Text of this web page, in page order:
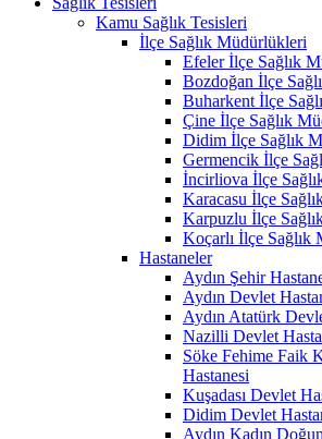
Kamu Sağlık Tesisleri
İlçe Sağlık Müdürlükleri
Efeler İlçe Sağlık
Bozdoğan İlçe
Buharkent İlçe
Çine İlçe Sağlık
Didim İlçe Sağlık
Germencik İlçe
İncirliova İlçe
Karacasu İlçe
Karpuzlu İlçe
Koçarlı İlçe Sağlık
Hastaneler
Aydın Şehir
Aydın Devlet
Aydın Atatürk
Nazilli Devlet
Söke Fehime Faik
Hastanesi
Kuşadası Devlet
Didim Devlet
Aydın Kadın